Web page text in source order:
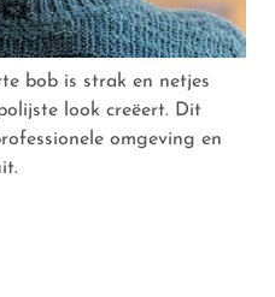
bob is strak en netjes
look creëert. Dit
omgeving en